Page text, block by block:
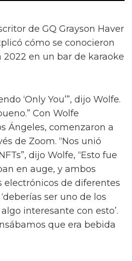
de GQ Grayson Haver
cómo se conocieron
2022 en un bar de karaoke
‘Only You’”, dijo Wolfe.
Con Wolfe
Ángeles, comenzaron a
de Zoom. “Nos unió
dijo Wolfe, “Esto fue
en auge, y ambos
electrónicos de diferentes
ser uno de los
interesante con esto’.
que era bebida